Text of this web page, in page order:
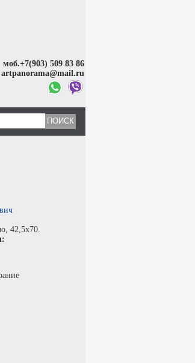
моб.+7(903) 509 83 86
artpanorama@mail.ru
, 42,5x70.